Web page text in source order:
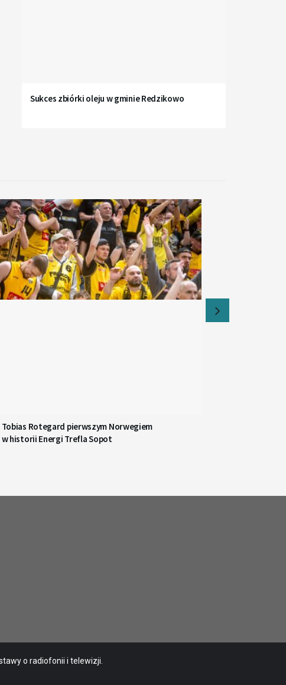
Sukces zbiórki oleju w gminie Redzikowo
Tobias Rotegard pierwszym Norwegiem
w historii Energi Trefla Sopot
o radiofonii i telewizji.